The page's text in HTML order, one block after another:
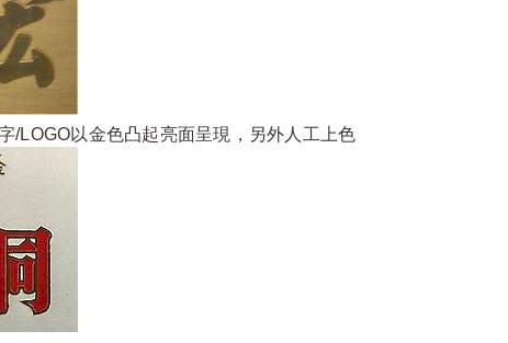
/LOGO以金色凸起亮面呈現，另外人工上色